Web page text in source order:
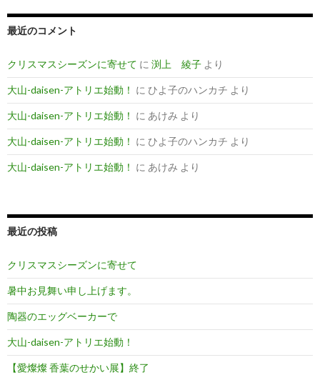
最近のコメント
クリスマスシーズンに寄せて に 渕上 綾子 より
大山-daisen-アトリエ始動！ に ひよ子のハンカチ より
大山-daisen-アトリエ始動！ に あけみ より
大山-daisen-アトリエ始動！ に ひよ子のハンカチ より
大山-daisen-アトリエ始動！ に あけみ より
最近の投稿
クリスマスシーズンに寄せて
暑中お見舞い申し上げます。
陶器のエッグベーカーで
大山-daisen-アトリエ始動！
【愛燦燦 香葉のせかい展】終了